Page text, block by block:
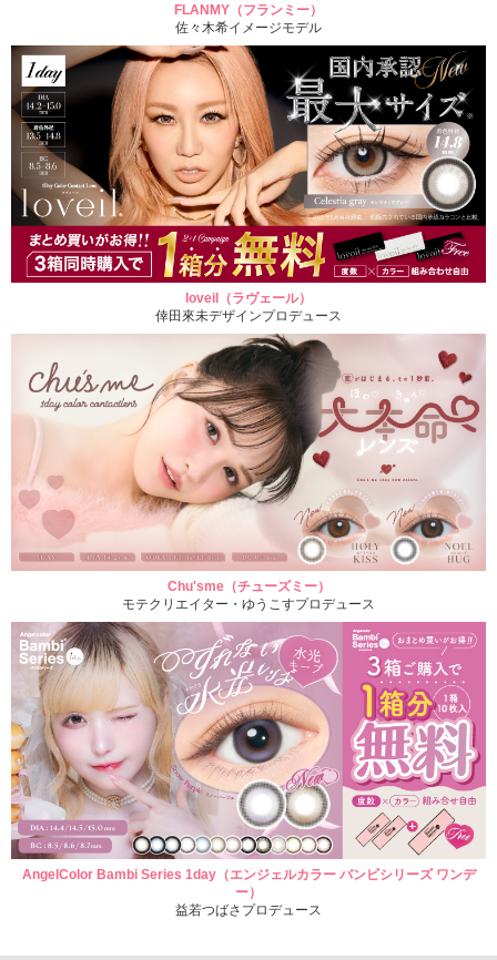
FLANMY（フランミー）
佐々木希イメージモデル
loveil（ラヴェール）
倖田來未デザインプロデュース
Chu'sme（チューズミー）
モテクリエイター・ゆうこすプロデュース
AngelColor Bambi Series 1day（エンジェルカラー バンビシリーズ ワンデ
ー）
益若つばさプロデュース